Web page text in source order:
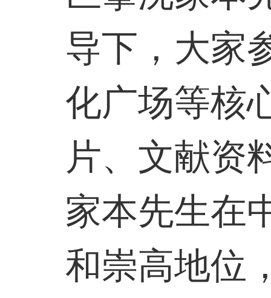
导下，大家
化广场等核
片、文献资
家本先生在
和崇高地位